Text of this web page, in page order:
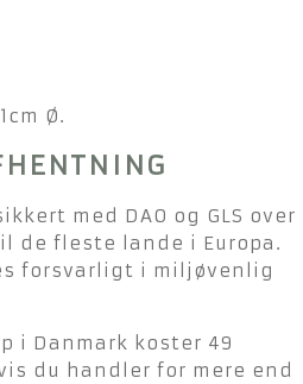
Ø.
med DAO og GLS over
de fleste lande i Europa.
forsvarligt i miljøvenlig
i Danmark koster 49
du handler for mere end